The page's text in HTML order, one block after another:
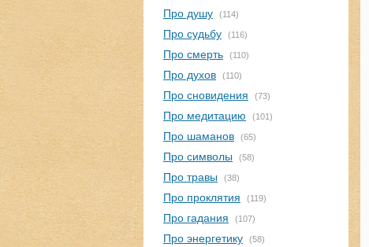
Про душу (114)
Про судьбу (116)
Про смерть (110)
Про духов (110)
Про сновидения (73)
Про медитацию (101)
Про шаманов (65)
Про символы (58)
Про травы (38)
Про проклятия (119)
Про гадания (107)
Про энергетику (58)